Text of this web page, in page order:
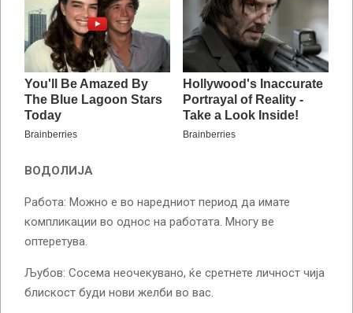
ВОДОЛИЈА
Работа: Можно е во наредниот период да имате
компликации во однос на работата. Многу ве
оптеретува.
Љубов: Сосема неочекувано, ќе сретнете личност чија
блискост буди нови желби во вас.